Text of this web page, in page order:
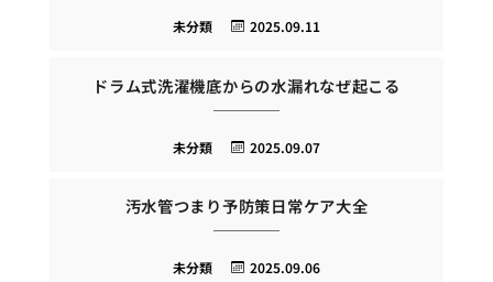
2025.09.11
未分類
ドラム式洗濯機底からの水漏れなぜ起こる
2025.09.07
未分類
汚水管つまり予防策日常ケア大全
2025.09.06
未分類